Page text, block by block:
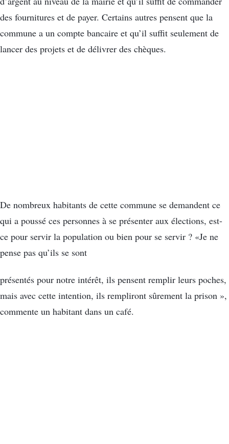
des fournitures et de payer. Certains autres pensent que la
commune a un compte bancaire et qu’il suffit seulement de
lancer des projets et de délivrer des chèques.
De nombreux habitants de cette commune se demandent ce
qui a poussé ces personnes à se présenter aux élections, est-
ce pour servir la population ou bien pour se servir ? «Je ne
pense pas qu’ils se sont
présentés pour notre intérêt, ils pensent remplir leurs poches,
mais avec cette intention, ils rempliront sûrement la prison »,
commente un habitant dans un café.